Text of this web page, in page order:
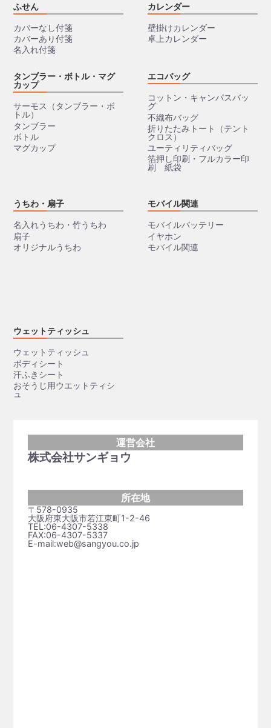
ふせん
カバーなし付箋
カバーあり付箋
名入れ付箋
カレンダー
壁掛けカレンダー
卓上カレンダー
タンブラー・ボトル・マグ
カップ
サーモス（タンブラー・ボ
トル）
タンブラー
ボトル
マグカップ
うちわ・扇子
名入れうちわ・竹うちわ
扇子
オリジナルうちわ
ウェットティッシュ
ウェットティッシュ
ボディシート
汗ふきシート
おそうじ用ウエットティシ
ュ
エコバッグ
コットン・キャンパスバッ
グ
不織布バッグ
折りたたみトート（テント
クロス）
ユーティリティバッグ
箔押し印刷・フルカラー印
刷 紙袋
モバイル関連
モバイルバッテリー
イヤホン
モバイル関連
運営会社
株式会社サンギョウ
所在地
〒578-0935
大阪府東大阪市若江東町1-2-46
TEL:06-4307-5338
FAX:06-4307-5337
E-mail:web@sangyou.co.jp